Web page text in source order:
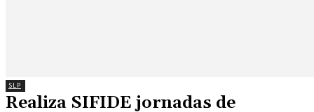
SLP
Realiza SIFIDE jornadas de